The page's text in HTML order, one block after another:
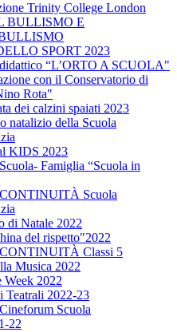
Trinity College London
BULLISMO E
SPORT 2023
“L’ORTO A SCUOLA"
con il Conservatorio di
Rota"
dei calzini spaiati 2023
natalizio della Scuola
KIDS 2023
Famiglia “Scuola in
Scuola
di Natale 2022
del rispetto"2022
Classi 5
Musica 2022
Week 2022
Teatrali 2022-23
Scuola
22